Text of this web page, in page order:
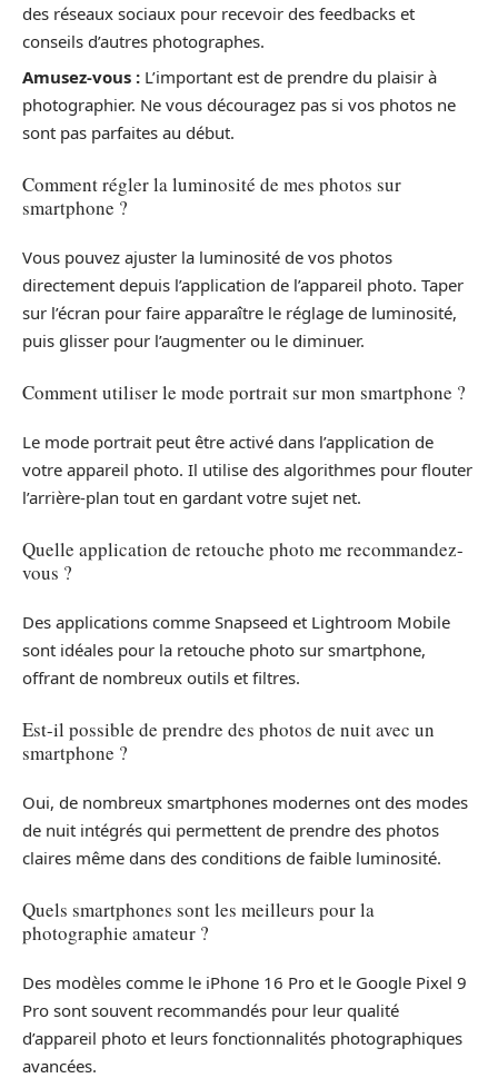
des réseaux sociaux pour recevoir des feedbacks et
conseils d’autres photographes.
Amusez-vous : L’important est de prendre du plaisir à
photographier. Ne vous découragez pas si vos photos ne
sont pas parfaites au début.
Comment régler la luminosité de mes photos sur
smartphone ?
Vous pouvez ajuster la luminosité de vos photos
directement depuis l’application de l’appareil photo. Taper
sur l’écran pour faire apparaître le réglage de luminosité,
puis glisser pour l’augmenter ou le diminuer.
Comment utiliser le mode portrait sur mon smartphone ?
Le mode portrait peut être activé dans l’application de
votre appareil photo. Il utilise des algorithmes pour flouter
l’arrière-plan tout en gardant votre sujet net.
Quelle application de retouche photo me recommandez-
vous ?
Des applications comme Snapseed et Lightroom Mobile
sont idéales pour la retouche photo sur smartphone,
offrant de nombreux outils et filtres.
Est-il possible de prendre des photos de nuit avec un
smartphone ?
Oui, de nombreux smartphones modernes ont des modes
de nuit intégrés qui permettent de prendre des photos
claires même dans des conditions de faible luminosité.
Quels smartphones sont les meilleurs pour la
photographie amateur ?
Des modèles comme le iPhone 16 Pro et le Google Pixel 9
Pro sont souvent recommandés pour leur qualité
d’appareil photo et leurs fonctionnalités photographiques
avancées.